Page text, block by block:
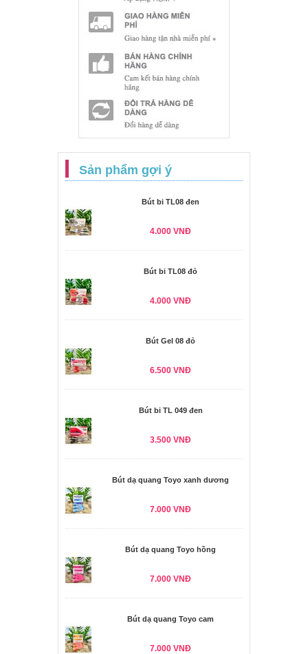
Sản phẩm gợi ý
Bút bi TL08 đen
4.000 VNĐ
Bút bi TL08 đỏ
4.000 VNĐ
Bút Gel 08 đỏ
6.500 VNĐ
Bút bi TL 049 đen
3.500 VNĐ
Bút dạ quang Toyo xanh dương
7.000 VNĐ
Bút dạ quang Toyo hồng
7.000 VNĐ
Bút dạ quang Toyo cam
7.000 VNĐ